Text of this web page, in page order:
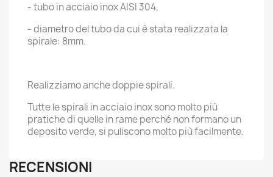
- tubo in acciaio inox AISI 304,
- diametro del tubo da cui è stata realizzata la
spirale: 8mm.
Realizziamo anche doppie spirali.
Tutte le spirali in acciaio inox sono molto più
pratiche di quelle in rame perché non formano un
deposito verde, si puliscono molto più facilmente.
RECENSIONI